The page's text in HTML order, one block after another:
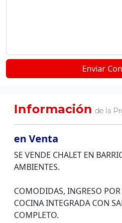
Información de la
en Venta
SE VENDE CHALET EN
AMBIENTES.
COMODIDAS, INGRESO
COCINA INTEGRADA CON
COMPLETO.